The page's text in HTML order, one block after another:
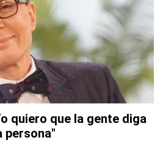
quiero que la gente diga
persona"